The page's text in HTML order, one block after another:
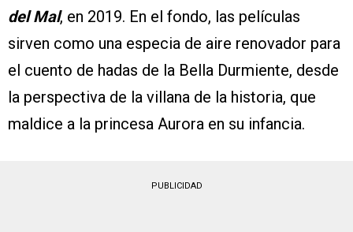
del Mal, en 2019. En el fondo, las películas
sirven como una especia de aire renovador para
el cuento de hadas de la Bella Durmiente, desde
la perspectiva de la villana de la historia, que
maldice a la princesa Aurora en su infancia.
PUBLICIDAD